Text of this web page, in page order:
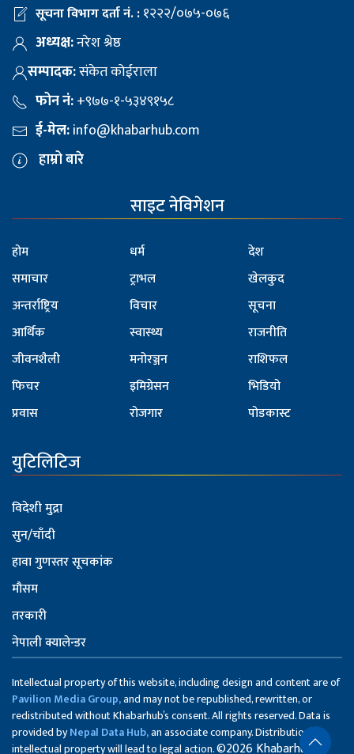
सूचना विभाग दर्ता नं. :१२२२/०७५-०७६
अध्यक्ष:नरेश श्रेष्ठ
सम्पादक:संकेत कोईराला
फोन नं:+९७७-१-५३४९१५८
ई-मेल:info@khabarhub.com
हाम्रो बारे
साइट नेविगेशन
होम
समाचार
अन्तर्राष्ट्रिय
आर्थिक
जीवनशैली
फिचर
प्रवास
धर्म
ट्राभल
विचार
स्वास्थ्य
मनोरञ्जन
इमिग्रेसन
रोजगार
देश
खेलकुद
सूचना
राजनीति
राशिफल
भिडियो
पोडकास्ट
युटिलिटिज
विदेशी मुद्रा
सुन/चाँदी
हावा गुणस्तर सूचकांक
मौसम
तरकारी
नेपाली क्यालेन्डर
Intellectual property of this website, including design and content are of
Pavilion Media Group,and may not be republished, rewritten, or
redistributed without Khabarhub’s consent. All rights reserved. Data is
provided byNepal Data Hub,an associate company. Distribution of
intellectual property will lead to legal action.©2026 Khabarhub